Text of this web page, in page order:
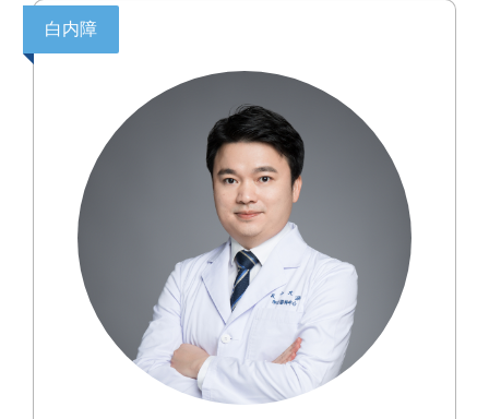
为丰富的临床经验。率先在国内开展超声乳化手
式超声乳化手术，国内率先开展双手微切口超声
乳化技术，囊袋张力环植入术等多项新技术。
白内障